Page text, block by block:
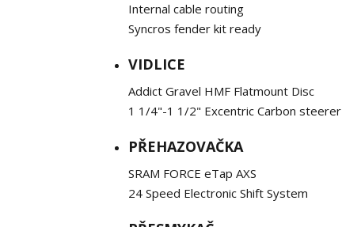
Internal cable routing
Syncros fender kit ready
VIDLICE
Addict Gravel HMF Flatmount Disc
1 1/4"-1 1/2" Excentric Carbon steerer
PŘEHAZOVAČKA
SRAM FORCE eTap AXS
24 Speed Electronic Shift System